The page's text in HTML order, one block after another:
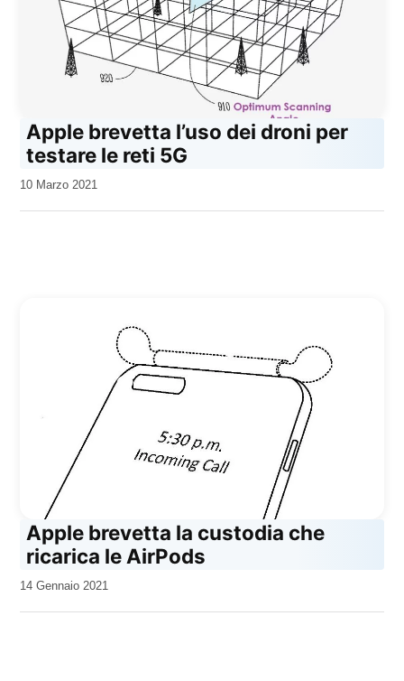
Apple brevetta l’uso dei droni per
testare le reti 5G
da
10 Marzo 2021
Apple brevetta la custodia che
ricarica le AirPods
da
14 Gennaio 2021